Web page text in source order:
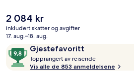
liker beliggenheten på grunn av
det ikke er langt til offentlig transport.
stasjon ligger et steinkast unna, og det
Zieglergasse U-Bahn-stasjon.
Den
nåværende
prisen
2 084 kr
2 084 kr
inkludert skatter og avgifter
17. aug.–18. aug.
AnmeldelserGjestefavoritt
9,8
av
10,
Topprangert av reisende
o
Vis alle de 853 anmeldelsene